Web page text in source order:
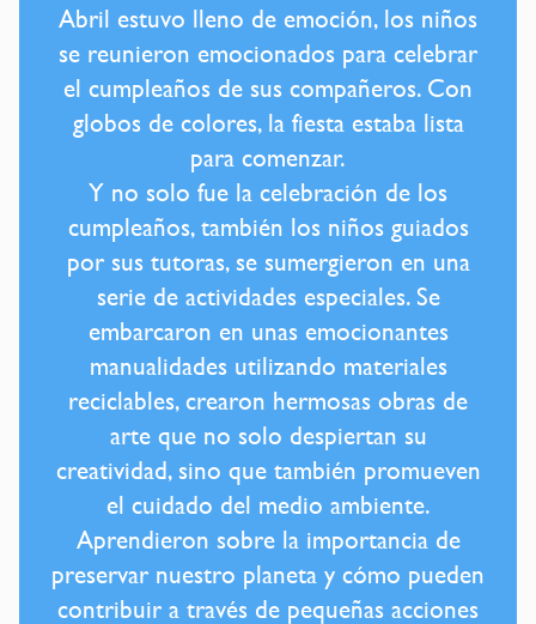
Abril estuvo lleno de emoción, los niños
se reunieron emocionados para celebrar
el cumpleaños de sus compañeros. Con
globos de colores, la fiesta estaba lista
para comenzar.
Y no solo fue la celebración de los
cumpleaños, también los niños guiados
por sus tutoras, se sumergieron en una
serie de actividades especiales. Se
embarcaron en unas emocionantes
manualidades utilizando materiales
reciclables, crearon hermosas obras de
arte que no solo despiertan su
creatividad, sino que también promueven
el cuidado del medio ambiente.
Aprendieron sobre la importancia de
preservar nuestro planeta y cómo pueden
contribuir a través de pequeñas acciones